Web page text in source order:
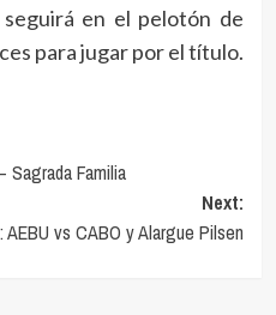
en el pelotón de
para jugar por el título.
Sagrada Familia
Next:
AEBU vs CABO y Alargue Pilsen